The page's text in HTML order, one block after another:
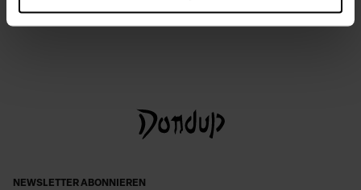
€ 208,00
€ 320,00
NEWSLETTER ABONNIEREN